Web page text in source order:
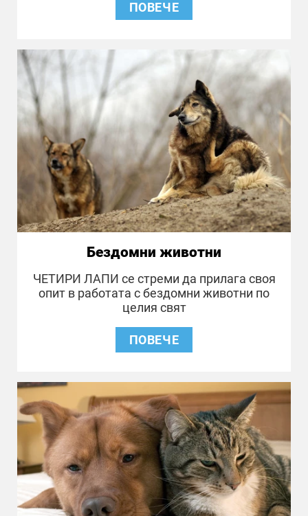
ПОВЕЧЕ
Бездомни животни
ЧЕТИРИ ЛАПИ се стреми да прилага своя
опит в работата с бездомни животни по
целия свят
ПОВЕЧЕ